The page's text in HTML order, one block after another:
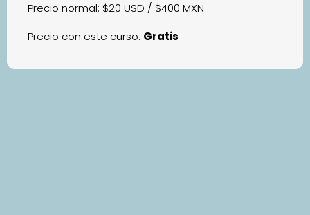
Precio normal: $20 USD / $400 MXN
Precio con este curso: Gratis